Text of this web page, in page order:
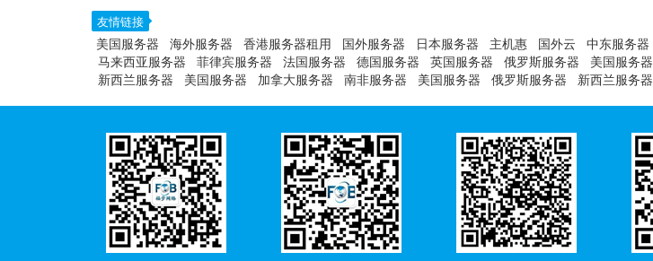
友情链接
美国服务器 海外服务器 香港服务器租用 国外服务器 日本服务器 主机惠 国外云 中东服务器
马来西亚服务器
菲律宾服务器 法国服务器 德国服务器 英国服务器 俄罗斯服务器 美国服务器
新西兰服务器
美国服务器 加拿大服务器 南非服务器 美国服务器 俄罗斯服务器 新西兰服务器